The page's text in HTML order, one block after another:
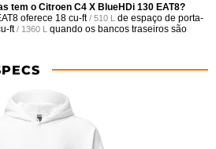
tem o Citroen C4 X BlueHDi 130 EAT8?
oferece 18 cu-ft / 510 L de espaço de porta-
ft / 1360 L quando os bancos traseiros são